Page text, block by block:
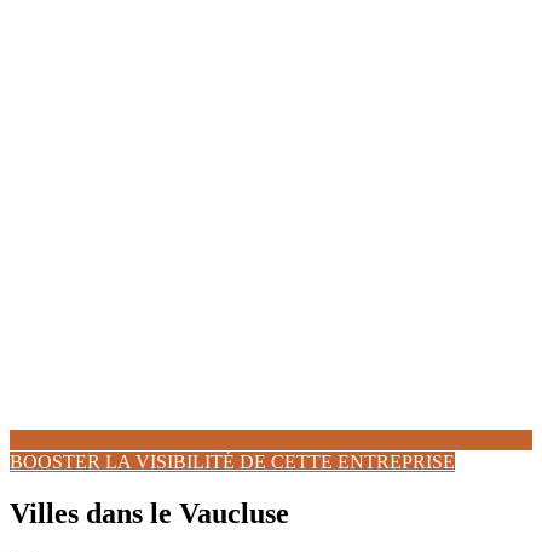
BOOSTER LA VISIBILITÉ DE CETTE ENTREPRISE
Villes dans le Vaucluse